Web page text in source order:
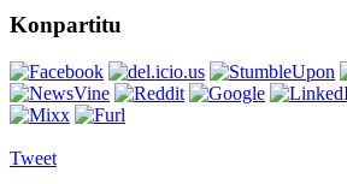
Konpartitu
Tweet